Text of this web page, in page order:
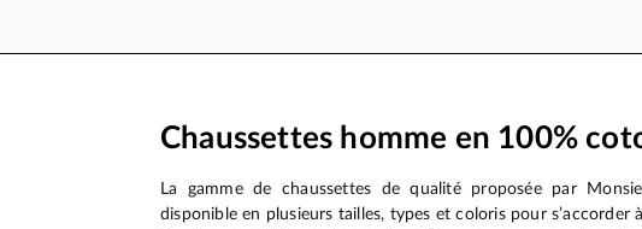
Chaussettes homme en 100%
La gamme de chaussettes de qualité proposée par
disponible en plusieurs tailles, types et coloris pour s’accorder